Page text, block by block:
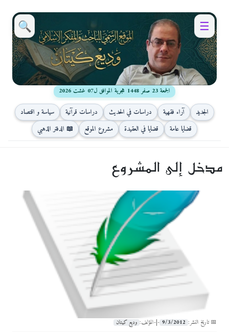
☰
🔍
الجمعة 23 صفر 1448 هجرية الموافق ل07 غشت 2026
الجديد آراء فقهية دراسات في الحديث دراسات قرآنية
سياسة و اقتصاد
قضايا عامة
قضايا في العقيدة مشروع الموقع 📖 الدفتر الذهبي
مدخل إلى المشروع
📅 تاريخ النشر: 9/3/2012
-|-المؤلف: وديع كيتان